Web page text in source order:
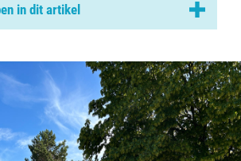
in dit artikel
aan te besteden
weer aan? Kan gewoon!
thuis